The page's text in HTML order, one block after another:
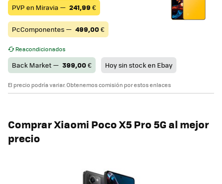
PVP en Miravia — 241,99 €
PcComponentes — 499,00€
Reacondicionados
Back Market — 399,00€ Hoy sin stock en Ebay
El precio podría variar. Obtenemos comisión por estos enlaces
Comprar Xiaomi Poco X5 Pro 5G al mejor
precio